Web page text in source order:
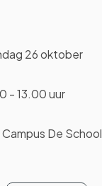
26 oktober
- 13.00 uur
Campus De School